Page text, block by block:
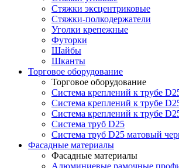
Стяжки эксцентриковые
Стяжки-полкодержатели
Уголки крепежные
Футорки
Шайбы
Шканты
Торговое оборудование
Торговое оборудование
Система креплений к трубе
Система креплений к трубе
Система креплений к трубе
Система труб D25
Система труб D25 матовый
Фасадные материалы
Фасадные материалы
Алюминиевые рамочные